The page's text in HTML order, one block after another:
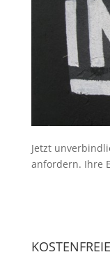
Jetzt
anfordern. Ihre